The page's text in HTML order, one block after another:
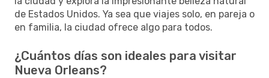
de Estados Unidos. Ya sea que viajes solo, en pareja o
en familia, la ciudad ofrece algo para todos.
¿Cuántos días son ideales para visitar
Nueva Orleans?